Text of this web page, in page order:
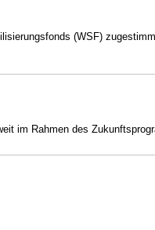
(WSF)
im Rahmen des